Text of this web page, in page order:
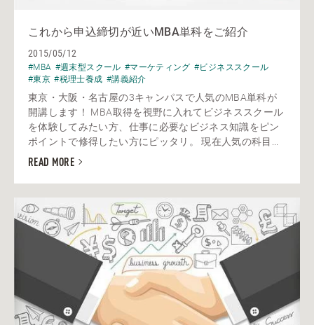
これから申込締切が近いMBA単科をご紹介
2015/05/12
#MBA #週末型スクール #マーケティング #ビジネススクール
#東京 #税理士養成 #講義紹介
東京・大阪・名古屋の3キャンパスで人気のMBA単科が
開講します！ MBA取得を視野に入れてビジネススクール
を体験してみたい方、仕事に必要なビジネス知識をピン
ポイントで修得したい方にピッタリ。 現在人気の科目...
READ MORE